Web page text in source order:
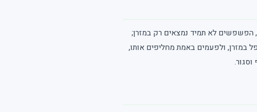
הפשפשים לא תמיד נמצאים רק במזרן;
במזרן, ולפעמים באמת מחליפים אותו,